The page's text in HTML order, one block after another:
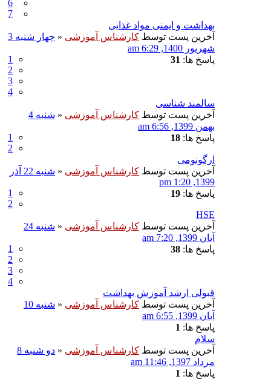
6
7
بهداشت و ایمنی مواد غذایی
آخرین پست توسط کارشناس آموزشی «
چهار شنبه 3
شهریور 1400, 6:29 am
پاسخ ها: 31
1
2
3
4
سالمند شناسی
آخرین پست توسط کارشناس آموزشی «
شنبه 4
بهمن 1399, 6:56 am
پاسخ ها: 18
1
2
ارگونومی
آخرین پست توسط کارشناس آموزشی «
شنبه 22 آذر
1399, 1:20 pm
پاسخ ها: 19
1
2
HSE
آخرین پست توسط کارشناس آموزشی «
شنبه 24
آبان 1399, 7:20 am
پاسخ ها: 38
1
2
3
4
قبولی ارشد آموزش بهداشت
آخرین پست توسط کارشناس آموزشی «
شنبه 10
آبان 1399, 6:55 am
پاسخ ها: 1
سلام
آخرین پست توسط کارشناس آموزشی «
دو شنبه 8
مرداد 1397, 11:46 am
پاسخ ها: 1